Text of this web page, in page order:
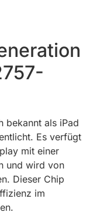
bekannt als iPad
Es verfügt
mit einer
und wird von
Dieser Chip
im